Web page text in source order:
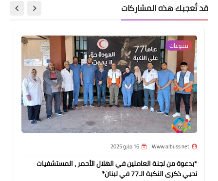
قد تُعجبك هذه المشاركات
منوعات
Www.albuss.net 16 مايو 2025
*بدعوة من لجنة العاملين في الهلال الأحمر ، المستشفيات
تحيي ذكرى النكبة الـ77 في لبنان*